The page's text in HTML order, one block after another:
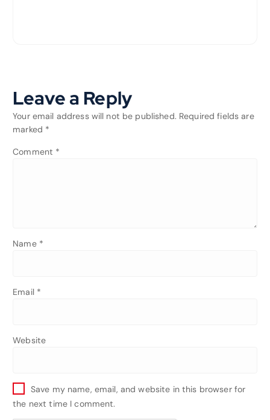
Leave a Reply
Your email address will not be published. Required fields are
marked *
Comment *
Name *
Email *
Website
Save my name, email, and website in this browser for
the next time I comment.